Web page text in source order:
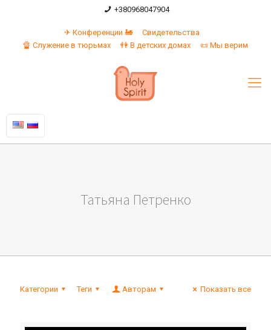
+380968047904
✈ Конференции 🚂
Свидетельства
🔏 Служение в тюрьмах
👫 В детских домах 📜 Мы верим
Татьяна Петренко
Категории Теги Авторам Показать все